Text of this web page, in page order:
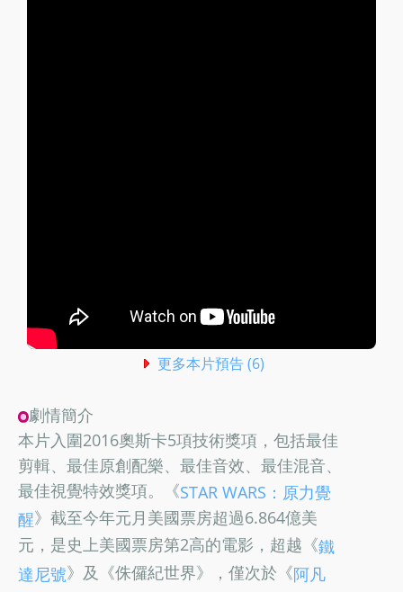
更多本片預告 (6)
劇情簡介
本片入圍2016奧斯卡5項技術獎項，包括最佳
剪輯、最佳原創配樂、最佳音效、最佳混音、
最佳視覺特效獎項。《STAR WARS：原力覺
醒》截至今年元月美國票房超過6.864億美
元，是史上美國票房第2高的電影，超越《鐵
達尼號》及《侏儸紀世界》，僅次於《阿凡